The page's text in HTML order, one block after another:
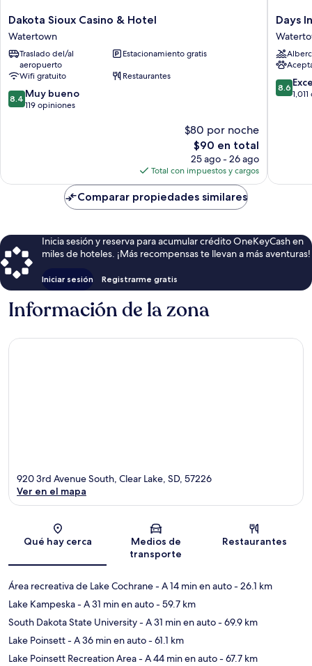
Dakota
Sioux
Casino
&
Hotel
Watertown
Dakota Sioux Casino & Hotel
Watertown
Traslado del/al
aeropuerto
Estacionamiento gratis
Wifi gratuito
Restaurantes
8.4
de
8.4 Muy bueno
119 opiniones
$80 por noche
El
precio
actual
es
de
$90
$90 en total
25 ago - 26 ago
Total con impuestos y cargos
Days
Inn
by
Days
8.6
de
8.6
Comparar propiedades similares
Inicia sesión y reserva para acumular crédito OneKeyCash en
miles de hoteles. ¡Más recompensas te llevan a más aventuras!
Iniciar sesión Registrarme gratis
Información de la zona
Sección del mapa
920 3rd Avenue South, Clear Lake, SD, 57226
Ver en el mapa
Qué hay cerca
Medios de
transporte
Restaurantes
Área recreativa de Lake Cochrane- A 14 min en auto- 26.1 km
Lake Kampeska- A 31 min en auto- 59.7 km
South Dakota State University- A 31 min en auto- 69.9 km
Lake Poinsett- A 36 min en auto- 61.1 km
Lake Poinsett Recreation Area- A 44 min en auto- 67.7 km